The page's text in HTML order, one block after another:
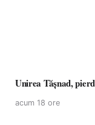
Unirea Tășnad,
acum 18 ore